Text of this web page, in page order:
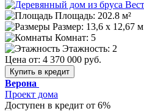
Площадь: 202.8 м²
Размер: 13,6 х 12,67 м
Комнат: 5
Этажность: 2
Цена от: 4 370 000 руб.
Купить в кредит
Верона
Проект дома
Доступен в кредит от 6%